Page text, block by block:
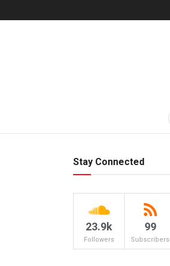
Stay Connected
23.9k
Followers
99
Subscribers